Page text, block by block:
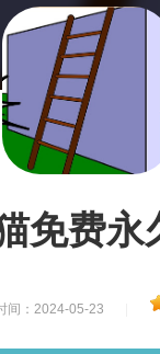
免费永
间：2024-05-23